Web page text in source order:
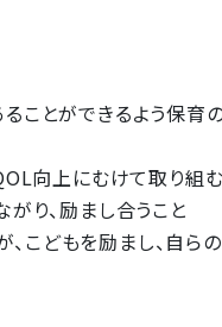
ことができるよう保育
向上にむけて取り組
り、励まし合うこと
こどもを励まし、自ら